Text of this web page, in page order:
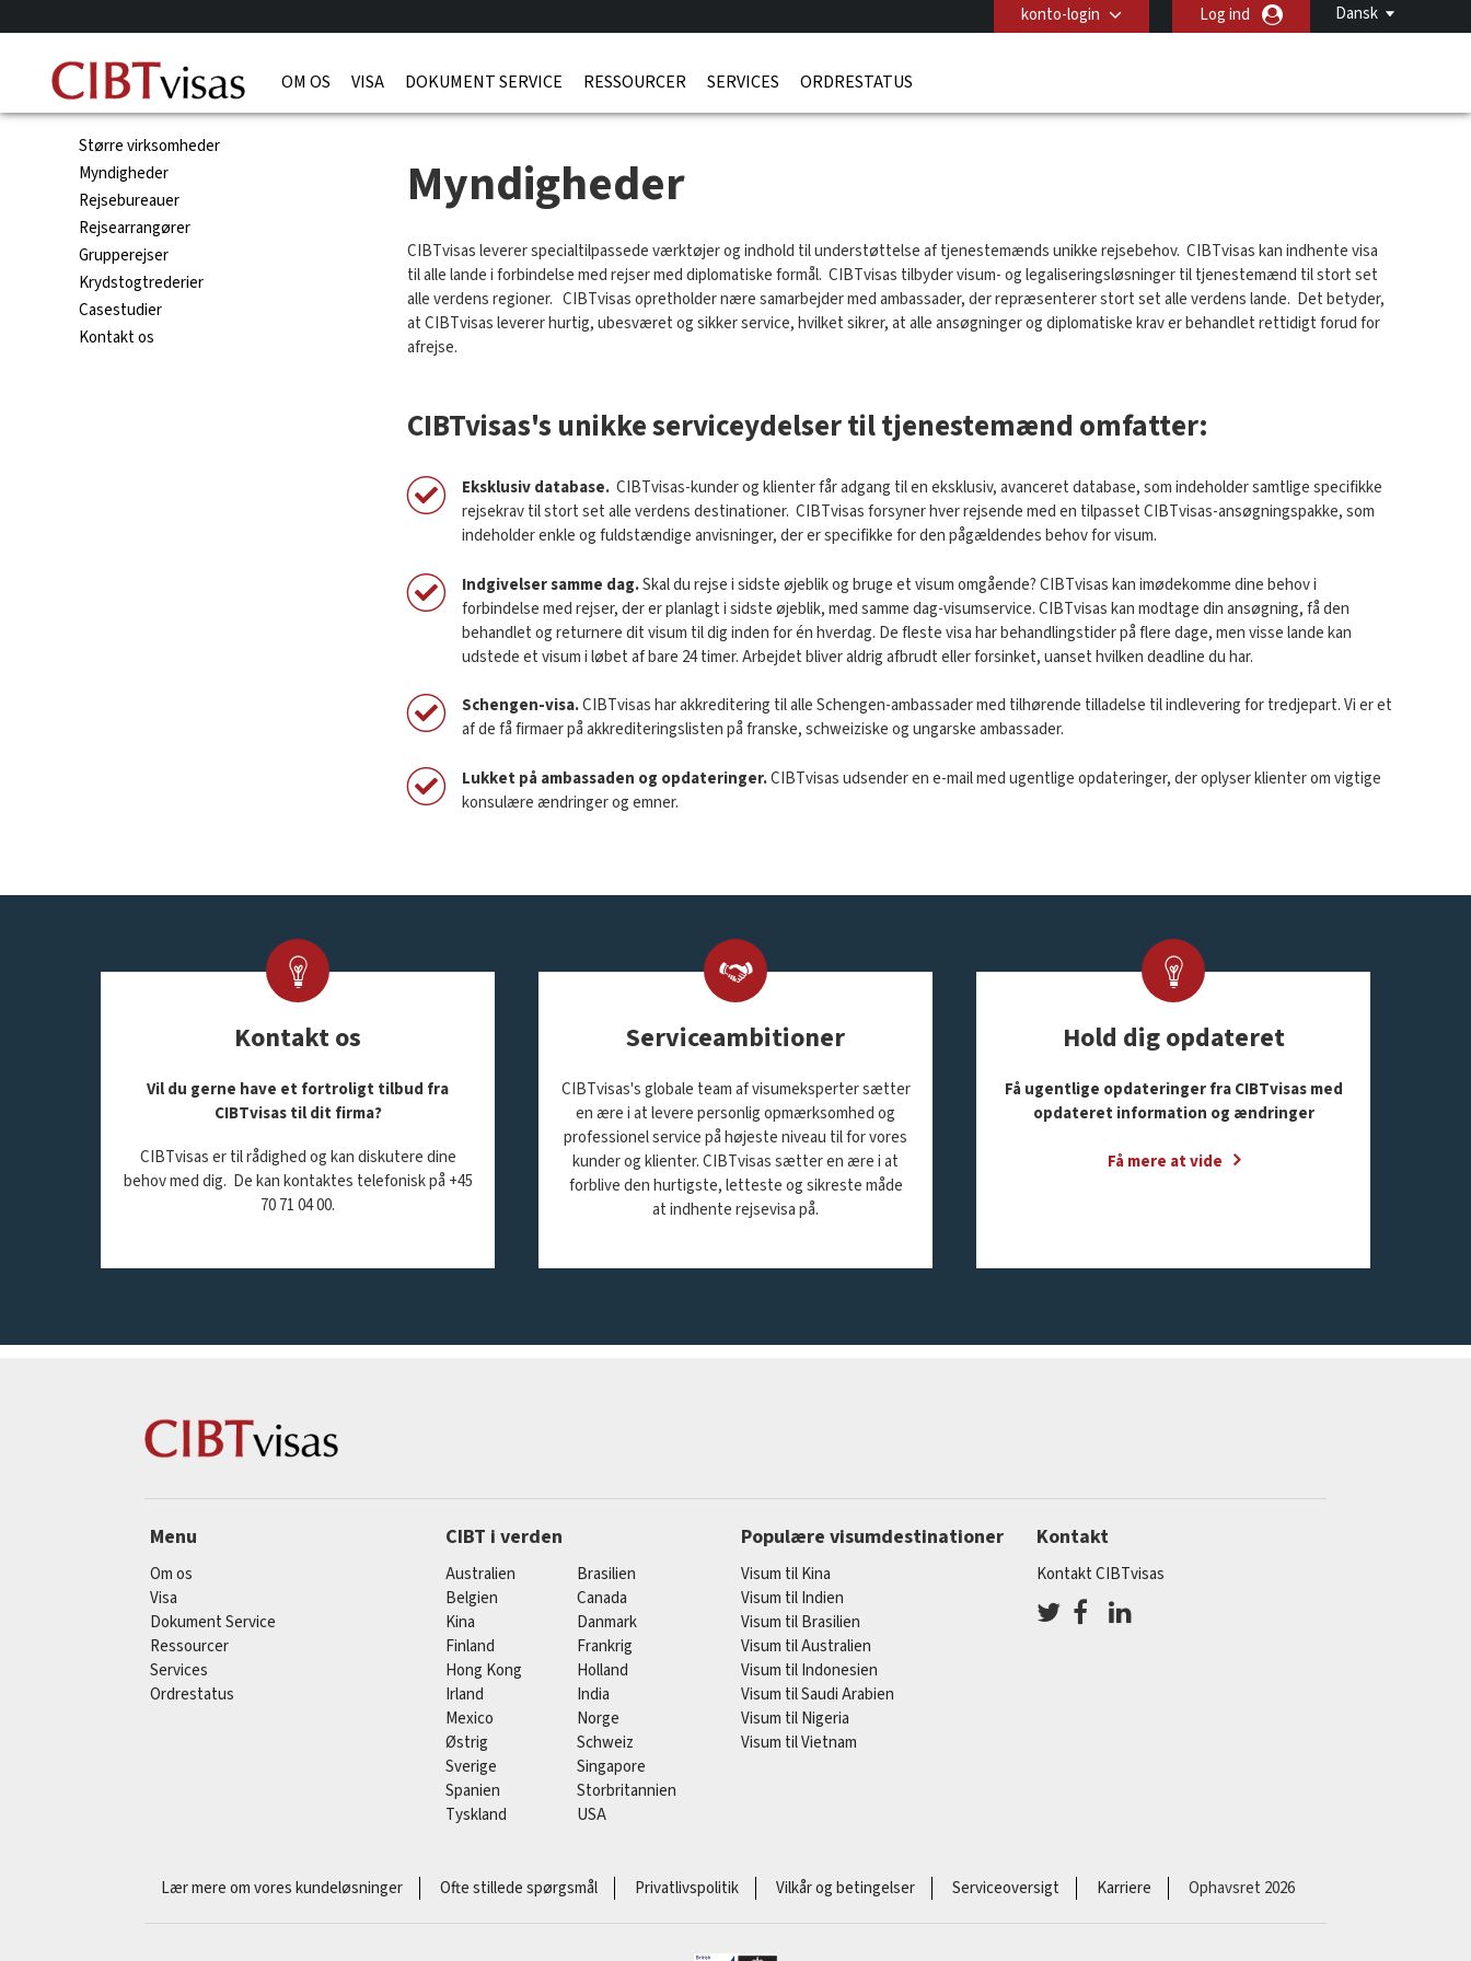
Dansk
konto-login Log ind
OM OS VISA DOKUMENT SERVICE RESSOURCER SERVICES ORDRESTATUS
Større virksomheder
Myndigheder
Rejsebureauer
Rejsearrangører
Grupperejser
Krydstogtrederier
Casestudier
Kontakt os
Myndigheder
CIBTvisas leverer specialtilpassede værktøjer og indhold til understøttelse af tjenestemænds unikke rejsebehov. CIBTvisas kan indhente visa
til alle lande i forbindelse med rejser med diplomatiske formål. CIBTvisas tilbyder visum- og legaliseringsløsninger til tjenestemænd til stort set
alle verdens regioner. CIBTvisas opretholder nære samarbejder med ambassader, der repræsenterer stort set alle verdens lande. Det betyder,
at CIBTvisas leverer hurtig, ubesværet og sikker service, hvilket sikrer, at alle ansøgninger og diplomatiske krav er behandlet rettidigt forud for
afrejse.
CIBTvisas's unikke serviceydelser til tjenestemænd omfatter:
Eksklusiv database. CIBTvisas-kunder og klienter får adgang til en eksklusiv, avanceret database, som indeholder samtlige specifikke
rejsekrav til stort set alle verdens destinationer. CIBTvisas forsyner hver rejsende med en tilpasset CIBTvisas-ansøgningspakke, som
indeholder enkle og fuldstændige anvisninger, der er specifikke for den pågældendes behov for visum.
Indgivelser samme dag.Skal du rejse i sidste øjeblik og bruge et visum omgående? CIBTvisas kan imødekomme dine behov i
forbindelse med rejser, der er planlagt i sidste øjeblik, med samme dag-visumservice. CIBTvisas kan modtage din ansøgning, få den
behandlet og returnere dit visum til dig inden for én hverdag. De fleste visa har behandlingstider på flere dage, men visse lande kan
udstede et visum i løbet af bare 24 timer. Arbejdet bliver aldrig afbrudt eller forsinket, uanset hvilken deadline du har.
Schengen-visa.CIBTvisas har akkreditering til alle Schengen-ambassader med tilhørende tilladelse til indlevering for tredjepart. Vi er et
af de få firmaer på akkrediteringslisten på franske, schweiziske og ungarske ambassader.
Lukket på ambassaden og opdateringer.CIBTvisas udsender en e-mail med ugentlige opdateringer, der oplyser klienter om vigtige
konsulære ændringer og emner.
Kontakt os
Vil du gerne have et fortroligt tilbud fra
CIBTvisas til dit firma?
CIBTvisas er til rådighed og kan diskutere dine
behov med dig. De kan kontaktes telefonisk på +45
70 71 04 00.
Serviceambitioner
CIBTvisas's globale team af visumeksperter sætter
en ære i at levere personlig opmærksomhed og
professionel service på højeste niveau til for vores
kunder og klienter. CIBTvisas sætter en ære i at
forblive den hurtigste, letteste og sikreste måde
at indhente rejsevisa på.
Hold dig opdateret
Få ugentlige opdateringer fra CIBTvisas med
opdateret information og ændringer
Få mere at vide
Menu
Om os
Visa
Dokument Service
Ressourcer
Services
Ordrestatus
CIBT i verden
Australien
Brasilien
Belgien
Canada
Kina
Danmark
Finland
Frankrig
Hong Kong
Holland
Irland
India
Mexico
Norge
Østrig
Schweiz
Sverige
Singapore
Spanien
Storbritannien
Tyskland
USA
Populære visumdestinationer
Visum til Kina
Visum til Indien
Visum til Brasilien
Visum til Australien
Visum til Indonesien
Visum til Saudi Arabien
Visum til Nigeria
Visum til Vietnam
Kontakt
Kontakt CIBTvisas
Lær mere om vores kundeløsninger Ofte stillede spørgsmål Privatlivspolitik Vilkår og betingelser Serviceoversigt Karriere Ophavsret 2026